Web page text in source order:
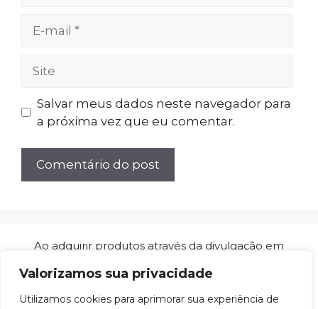
Valorizamos sua privacidade
Utilizamos cookies para aprimorar sua experiência de
mail
Salvar meus dados neste navegador para
a próxima vez que eu comentar.
Ao adquirir produtos através da divulgação em
comissões de afiliado sem custo adicional para
você. Isso não influencia a qualidade das nossas